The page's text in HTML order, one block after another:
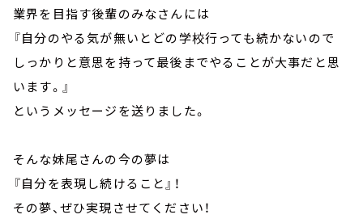
業界を目指す後輩のみなさんには
『自分のやる気が無いとどの学校行っても続かないので
しっかりと意思を持って最後までやることが大事だと思
います。』
というメッセージを送りました。
そんな妹尾さんの今の夢は
『自分を表現し続けること』！
その夢、ぜひ実現させてください！